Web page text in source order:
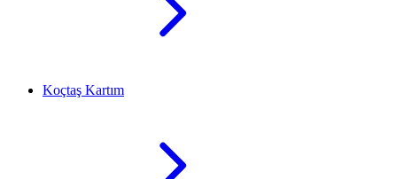
Koçtaş Kartım